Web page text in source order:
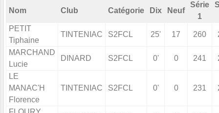
Nom Club Catégorie Dix Neuf
Série
1
PETIT
Tiphaine
TINTENIAC S2FCL 25' 17 260
MARCHAND
Lucie
DINARD S2FCL 0' 0 241
LE
MANAC'H
Florence
TINTENIAC S2FCL 0' 0 231